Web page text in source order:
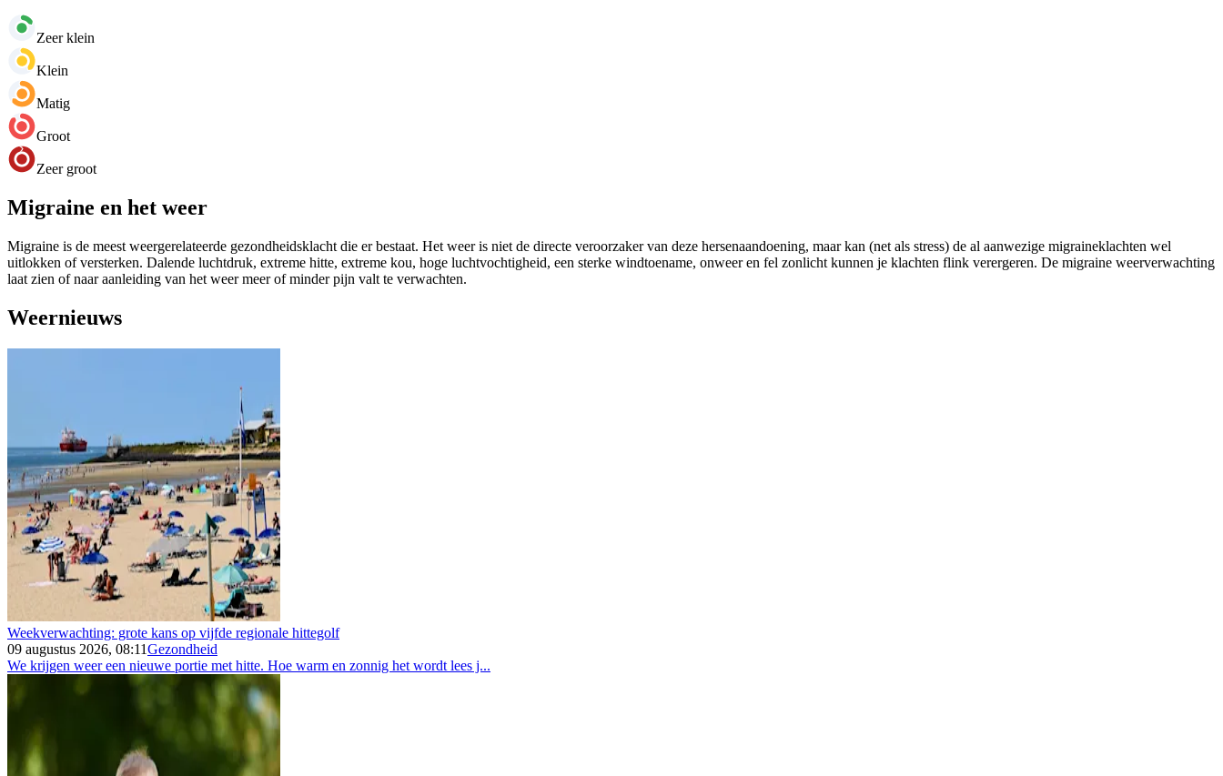
Zeer klein
Klein
Matig
Groot
Zeer groot
Migraine en het weer
Migraine is de meest weergerelateerde gezondheidsklacht die er bestaat. Het weer is niet de directe veroorzaker van deze hersenaandoening, maar kan (net als stress) de al aanwezige migraineklachten wel
uitlokken of versterken. Dalende luchtdruk, extreme hitte, extreme kou, hoge luchtvochtigheid, een sterke windtoename, onweer en fel zonlicht kunnen je klachten flink verergeren. De migraine weerverwachting
laat zien of naar aanleiding van het weer meer of minder pijn valt te verwachten.
Weernieuws
Weekverwachting: grote kans op vijfde regionale hittegolf
09 augustus 2026, 08:11Gezondheid
We krijgen weer een nieuwe portie met hitte. Hoe warm en zonnig het wordt lees j...